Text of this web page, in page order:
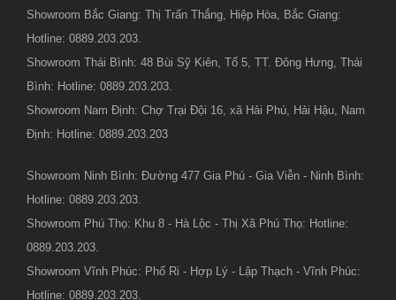
Showroom Bắc Giang: Thị Trấn Thắng, Hiệp Hòa, Bắc Giang:
Hotline: 0889.203.203.
Showroom Thái Bình: 48 Bùi Sỹ Kiên, Tổ 5, TT. Đông Hưng, Thái
Bình: Hotline: 0889.203.203.
Showroom Nam Định: Chợ Trại Đội 16, xã Hải Phú, Hải Hậu, Nam
Định: Hotline: 0889.203.203
Showroom Ninh Bình: Đường 477 Gia Phú - Gia Viễn - Ninh Bình:
Hotline: 0889.203.203.
Showroom Phú Thọ: Khu 8 - Hà Lộc - Thị Xã Phú Thọ: Hotline:
0889.203.203.
Showroom Vĩnh Phúc: Phố Ri - Hợp Lý - Lập Thạch - Vĩnh Phúc:
Hotline: 0889.203.203.